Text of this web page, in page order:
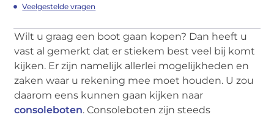
Veelgestelde vragen
Wilt u graag een boot gaan kopen? Dan heeft u
vast al gemerkt dat er stiekem best veel bij komt
kijken. Er zijn namelijk allerlei mogelijkheden en
zaken waar u rekening mee moet houden. U zou
daarom eens kunnen gaan kijken naar
consoleboten. Consoleboten zijn steeds